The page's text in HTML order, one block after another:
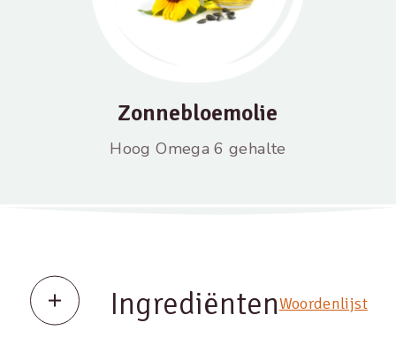
Zonnebloemolie
Hoog Omega 6 gehalte
IngrediëntenWoordenlijst